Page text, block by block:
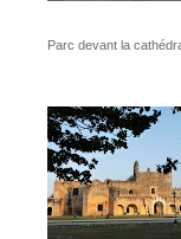
Parc devant la